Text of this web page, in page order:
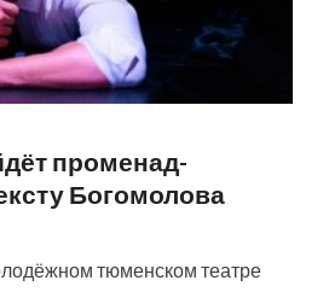
променад-
Богомолова
тюменском театре